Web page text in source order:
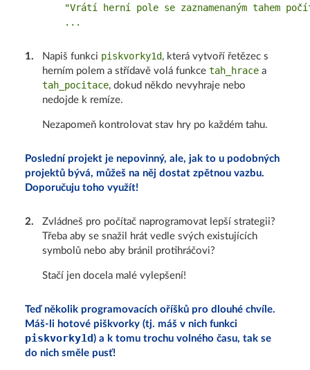
"Vrátí herní pole se zaznamenaným tahem
1. Napiš funkci piskvorky1d , která vytvoří řetězec s
herním polem a střídavě volá funkcetah_hrace a
tah_pocitace, dokud někdo nevyhraje nebo
nedojde k remíze.
Nezapomeň kontrolovat stav hry po každém tahu.
Poslední projekt je nepovinný, ale, jak to u podobných
projektů bývá, můžeš na něj dostat zpětnou vazbu.
Doporučuju toho využít!
2.
Zvládneš pro počítač naprogramovat lepší strategii?
Třeba aby se snažil hrát vedle svých existujících
symbolů nebo aby bránil protihráčovi?
Stačí jen docela malé vylepšení!
Teď několik programovacích oříšků pro dlouhé chvíle.
Máš-li hotové piškvorky (tj. máš v nich funkci
piskvorky1d) a k tomu trochu volného času, tak se
do nich směle pusť!